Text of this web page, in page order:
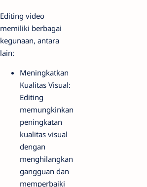
Editing video
memiliki berbagai
kegunaan, antara
lain:
Meningkatkan
Kualitas Visual:
Editing
memungkinkan
peningkatan
kualitas visual
dengan
menghilangkan
gangguan dan
memperbaiki